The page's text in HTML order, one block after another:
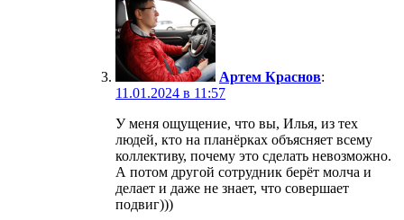
Артем Краснов:
11.01.2024 в 11:57
У меня ощущение, что вы, Илья, из тех
людей, кто на планёрках объясняет всему
коллективу, почему это сделать невозможно.
А потом другой сотрудник берёт молча и
делает и даже не знает, что совершает
подвиг)))